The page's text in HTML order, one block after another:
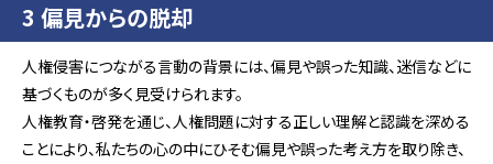
3 偏見からの脱却
人権侵害につながる言動の背景には、偏見や誤った知識、迷信などに
基づくものが多く見受けられます。
人権教育・啓発を通じ、人権問題に対する正しい理解と認識を深める
ことにより、私たちの心の中にひそむ偏見や誤った考え方を取り除き、